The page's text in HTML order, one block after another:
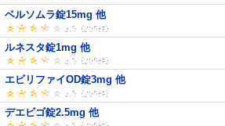
ベルソムラ錠15mg 他
ルネスタ錠1mg 他
エビリファイOD錠3mg 他
デエビゴ錠2.5mg 他